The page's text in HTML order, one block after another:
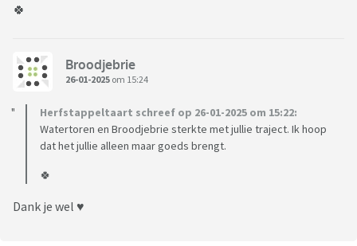
🍀
Broodjebrie
26-01-2025 om 15:24
Herfstappeltaart schreef op 26-01-2025 om 15:22:
Watertoren en Broodjebrie sterkte met jullie traject. Ik hoop
dat het jullie alleen maar goeds brengt.
🍀
Dank je wel ♥️